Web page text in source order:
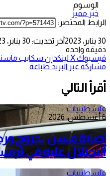
الوسوم
خبر مميز
الرابط المختصر:
30 يناير، 2023
آخر تحديث: 30 يناير، 2023
دقيقة واحدة
فيسبوك‫Xلينكدإن سكايب
مشاركة عبر البريد طباعة
أقرأ التالي
فلسطينيات
6 أغسطس، 2026
إصابة مسن بجروح
الاحتلال عليه في
فلسطينيات